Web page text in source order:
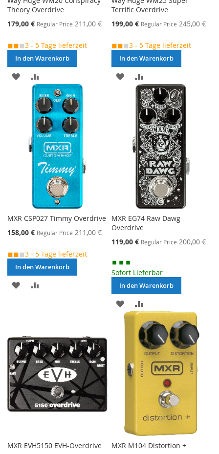
Theory Overdrive
Special
179,00 € Regular Price 211,00 €
◼◼◼3 - 5 Tage lieferzeit
In den Warenkorb
MERKEN
VERGLEICHSLISTE
HINZUFÜGEN
Terrific Overdrive
Special
199,00 € Regular Price 245,00 €
◼◼◼3 - 5 Tage lieferzeit
In den Warenkorb
MERKEN
VERGLEICHSLISTE
HINZUFÜGEN
MXR CSP027 Timmy Overdrive
Special
158,00 € Regular Price 211,00 €
◼◼◼3 - 5 Tage lieferzeit
In den Warenkorb
MERKEN
MXR EG74 Raw Dawg
Overdrive
Special
119,00 € Regular Price 200,00 €
Sofort Lieferbar
In den Warenkorb
MERKEN
VERGLEICHSLISTE
HINZUFÜGEN
MXR EVH5150 EVH-Overdrive MXR M104 Distortion +